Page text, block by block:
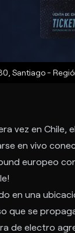
Santiago-
vez en
en vivo
europeo
en una
que se
de electro